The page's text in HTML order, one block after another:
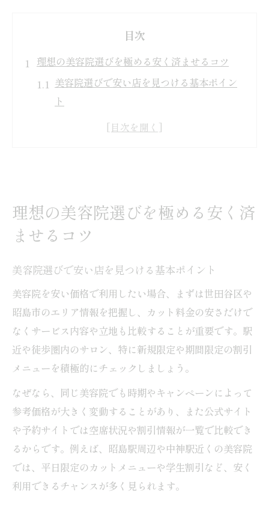
目次
理想の美容院選びを極める安く済ませるコツ
美容院選びで安い店を見つける基本ポイン
ト
口コミで評判の美容院を賢く比較する方法
カットが上手な美容院を昭島で見極める方法
方
美容院の技術力を口コミや評価で判断する
安い美容院でも満足できる仕上がりの見極
め
昭島のカット安い美容院で失敗しないコツ
サロン選びで気をつけたいカウンセリング
安い美容院ならではの賢い活用術徹底解説
美容院の割引やクーポンを上手に利用する
方法
カットのみの美容院を選ぶメリットと注意
点
安い美容院で期待できるサービス内容とは
美容院の施術内容でコスパを見極めるコツ
理想の美容院選びを極める安く済
ませるコツ
美容院選びで安い店を見つける基本ポイント
美容院を安い価格で利用したい場合、まずは世田谷区や
昭島市のエリア情報を把握し、カット料金の安さだけで
なくサービス内容や立地も比較することが重要です。駅
近や徒歩圏内のサロン、特に新規限定や期間限定の割引
メニューを積極的にチェックしましょう。
なぜなら、同じ美容院でも時期やキャンペーンによって
参考価格が大きく変動することがあり、また公式サイト
や予約サイトでは空席状況や割引情報が一覧で比較でき
るからです。例えば、昭島駅周辺や中神駅近くの美容院
では、平日限定のカットメニューや学生割引など、安く
利用できるチャンスが多く見られます。